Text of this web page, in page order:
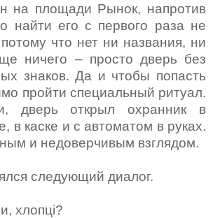
на площади Рынок, напротив
найти его с первого раза не
что нет ни названия, ни
ничего – просто дверь без
знаков. Да и чтобы попасть
пройти специальный ритуал.
дверь открыл охранник в
в каске и с автоматом в руках.
и недоверчивым взглядом.
следующий диалог.
хлопці?